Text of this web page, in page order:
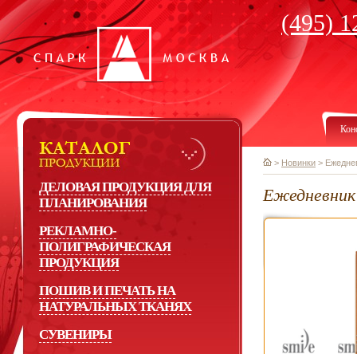
(495)
ДЕЛОВАЯ ПРОДУКЦИЯ ДЛЯ
ПЛАНИРОВАНИЯ
РЕКЛАМНО-
ПОЛИГРАФИЧЕСКАЯ
ПРОДУКЦИЯ
ПОШИВ И ПЕЧАТЬ НА
НАТУРАЛЬНЫХ ТКАНЯХ
СУВЕНИРЫ
> Новинки >